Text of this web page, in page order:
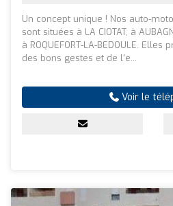
Un concept unique ! Nos auto-
sont situées à LA CIOTAT, à
à ROQUEFORT-LA-BEDOULE.
des bons gestes et de l'e...
Voir le